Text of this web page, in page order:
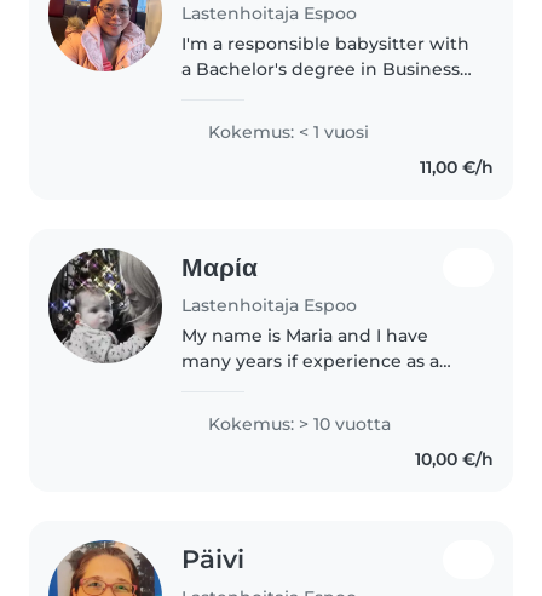
Lastenhoitaja Espoo
I'm a responsible babysitter with
a Bachelor's degree in Business
studying in Business College
Helsinki. I'm looking for a part
Kokemus: < 1 vuosi
11,00 €/h
Μαρία
Lastenhoitaja Espoo
My name is Maria and I have
many years if experience as a
people and pets. I live in
Tuomarila Espoo and at the
moment I'm a practical nurse
Kokemus: > 10 vuotta
10,00 €/h
Päivi